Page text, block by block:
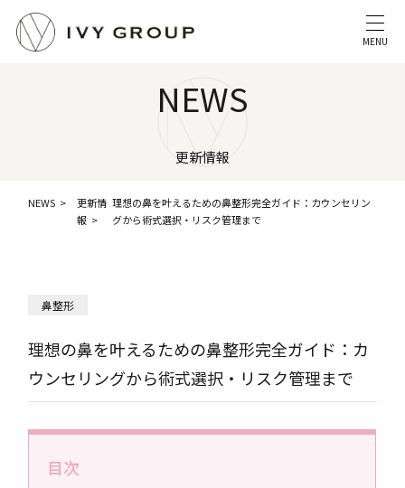
MENU
NEWS
更新情報
NEWS
更新情
報
理想の鼻を叶えるための鼻整形完全ガイド：カウンセリン
グから術式選択・リスク管理まで
鼻整形
理想の鼻を叶えるための鼻整形完全ガイド：カ
ウンセリングから術式選択・リスク管理まで
目次